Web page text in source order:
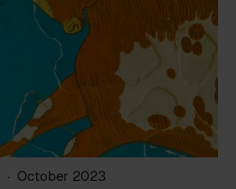
October 2023